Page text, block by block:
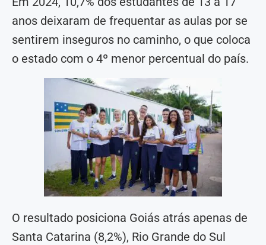
anos deixaram de frequentar as aulas por se
sentirem inseguros no caminho, o que coloca
o estado com o 4º menor percentual do país.
O resultado posiciona Goiás atrás apenas de
Santa Catarina (8,2%), Rio Grande do Sul